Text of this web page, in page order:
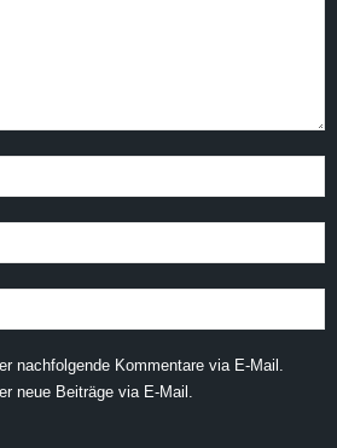
nachfolgende Kommentare via E-Mail.
neue Beiträge via E-Mail.